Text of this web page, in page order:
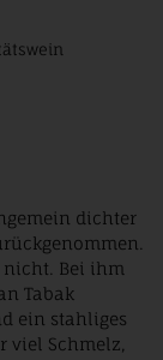
dichter
nicht. Bei ihm
Tabak
ein stahliges
viel Schmelz,